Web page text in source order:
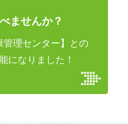
ませんか？
管理センター】との
になりました！